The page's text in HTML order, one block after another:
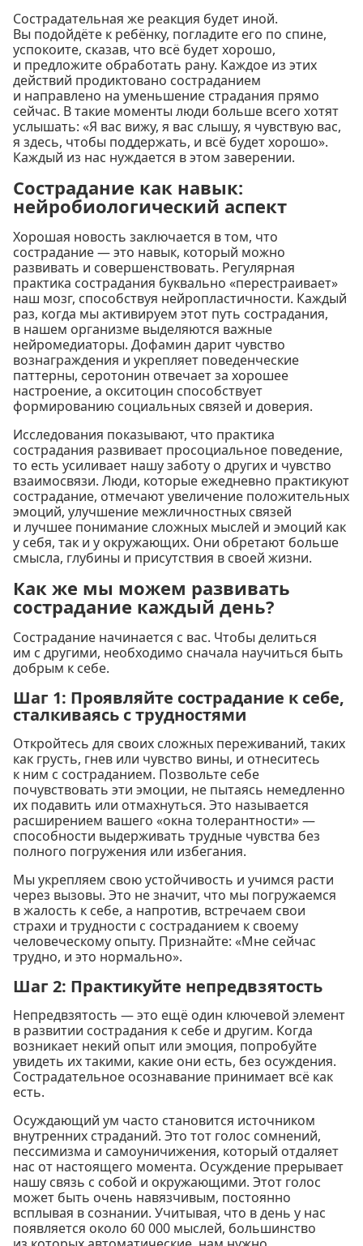
Сострадательная же реакция будет иной.
Вы подойдёте к ребёнку, погладите его по спине,
успокоите, сказав, что всё будет хорошо,
и предложите обработать рану. Каждое из этих
действий продиктовано состраданием
и направлено на уменьшение страдания прямо
сейчас. В такие моменты люди больше всего хотят
услышать: «Я вас вижу, я вас слышу, я чувствую вас,
я здесь, чтобы поддержать, и всё будет хорошо».
Каждый из нас нуждается в этом заверении.
Сострадание как навык:
нейробиологический аспект
Хорошая новость заключается в том, что
сострадание — это навык, который можно
развивать и совершенствовать. Регулярная
практика сострадания буквально «перестраивает»
наш мозг, способствуя нейропластичности. Каждый
раз, когда мы активируем этот путь сострадания,
в нашем организме выделяются важные
нейромедиаторы. Дофамин дарит чувство
вознаграждения и укрепляет поведенческие
паттерны, серотонин отвечает за хорошее
настроение, а окситоцин способствует
формированию социальных связей и доверия.
Исследования показывают, что практика
сострадания развивает просоциальное поведение,
то есть усиливает нашу заботу о других и чувство
взаимосвязи. Люди, которые ежедневно практикуют
сострадание, отмечают увеличение положительных
эмоций, улучшение межличностных связей
и лучшее понимание сложных мыслей и эмоций как
у себя, так и у окружающих. Они обретают больше
смысла, глубины и присутствия в своей жизни.
Как же мы можем развивать
сострадание каждый день?
Сострадание начинается с вас. Чтобы делиться
им с другими, необходимо сначала научиться быть
добрым к себе.
Шаг 1: Проявляйте сострадание к себе,
сталкиваясь с трудностями
Откройтесь для своих сложных переживаний, таких
как грусть, гнев или чувство вины, и отнеситесь
к ним с состраданием. Позвольте себе
почувствовать эти эмоции, не пытаясь немедленно
их подавить или отмахнуться. Это называется
расширением вашего «окна толерантности» —
способности выдерживать трудные чувства без
полного погружения или избегания.
Мы укрепляем свою устойчивость и учимся расти
через вызовы. Это не значит, что мы погружаемся
в жалость к себе, а напротив, встречаем свои
страхи и трудности с состраданием к своему
человеческому опыту. Признайте: «Мне сейчас
трудно, и это нормально».
Шаг 2: Практикуйте непредвзятость
Непредвзятость — это ещё один ключевой элемент
в развитии сострадания к себе и другим. Когда
возникает некий опыт или эмоция, попробуйте
увидеть их такими, какие они есть, без осуждения.
Сострадательное осознавание принимает всё как
есть.
Осуждающий ум часто становится источником
внутренних страданий. Это тот голос сомнений,
пессимизма и самоуничижения, который отдаляет
нас от настоящего момента. Осуждение прерывает
нашу связь с собой и окружающими. Этот голос
может быть очень навязчивым, постоянно
всплывая в сознании. Учитывая, что в день у нас
появляется около 60 000 мыслей, большинство